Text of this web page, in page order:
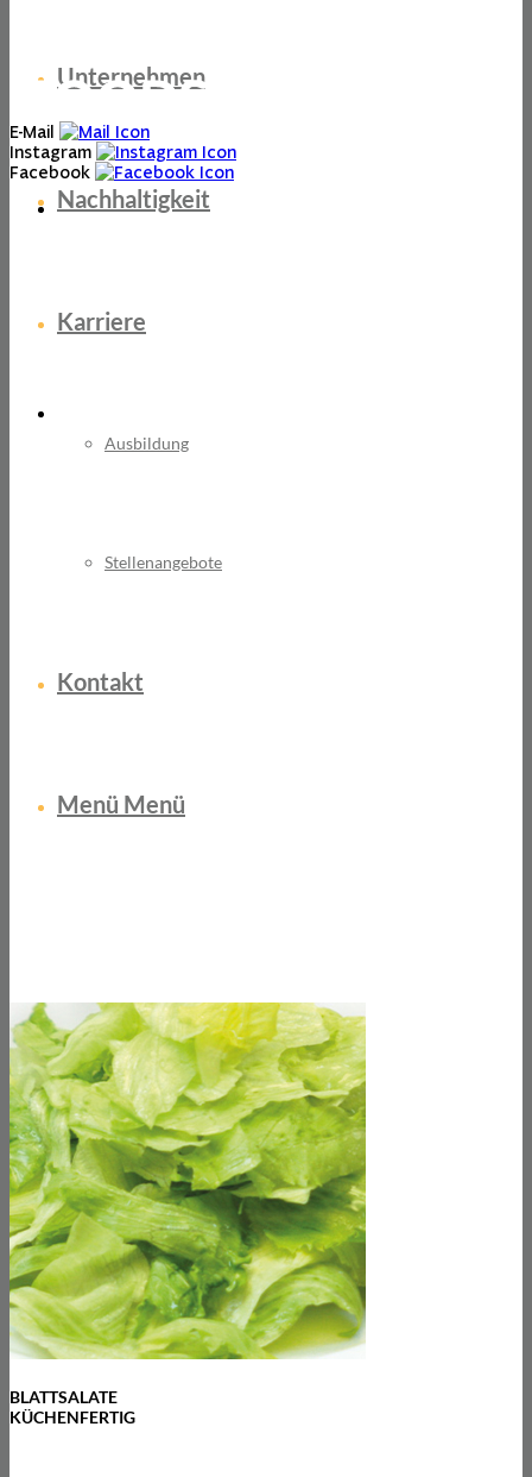
Unternehmen
Nachhaltigkeit
Karriere
Ausbildung
Stellenangebote
Kontakt
Menü Menü
E-Mail
Instagram
Facebook
BLATTSALATE
KÜCHENFERTIG